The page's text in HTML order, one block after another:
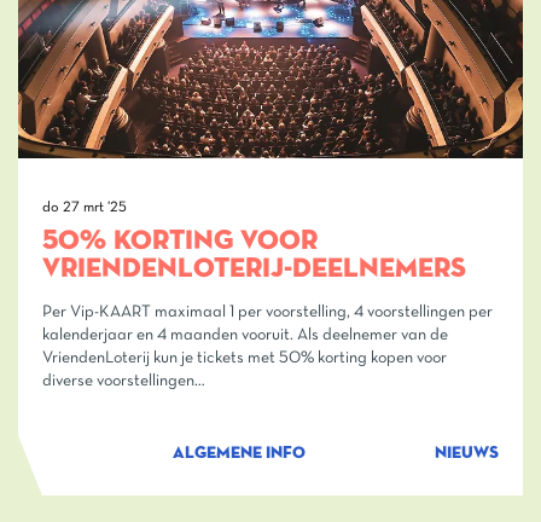
do 27 mrt ’25
50% KORTING VOOR
VRIENDENLOTERIJ-DEELNEMERS
Per Vip-KAART maximaal 1 per voorstelling, 4 voorstellingen per
kalenderjaar en 4 maanden vooruit. Als deelnemer van de
VriendenLoterij kun je tickets met 50% korting kopen voor
diverse voorstellingen…
ALGEMENE INFO NIEUWS